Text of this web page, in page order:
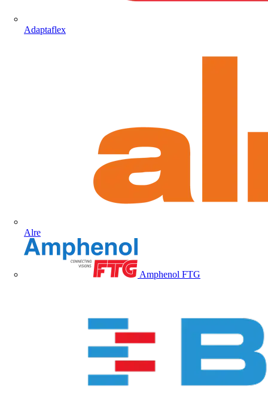
Adaptaflex
Alre
Amphenol FTG